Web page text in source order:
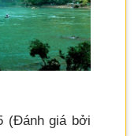
(Đánh giá bởi